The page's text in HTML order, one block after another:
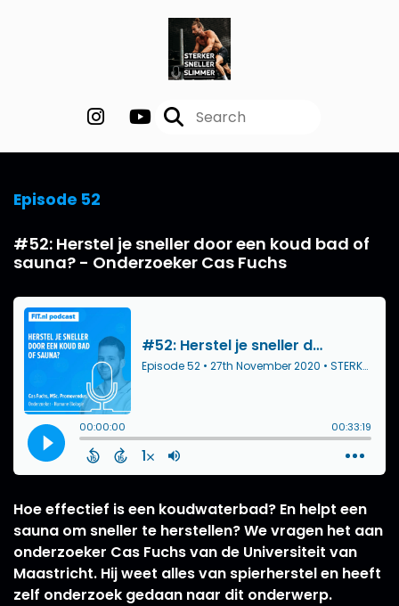
Episode 52
#52: Herstel je sneller door een koud bad of
sauna? - Onderzoeker Cas Fuchs
Hoe effectief is een koudwaterbad? En helpt een
sauna om sneller te herstellen? We vragen het aan
onderzoeker Cas Fuchs van de Universiteit van
Maastricht. Hij weet alles van spierherstel en heeft
zelf onderzoek gedaan naar dit onderwerp.